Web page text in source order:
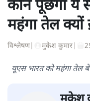
लिखी एक किताब भी है।
आशुतोषकी और स्टोरी पढ़ें